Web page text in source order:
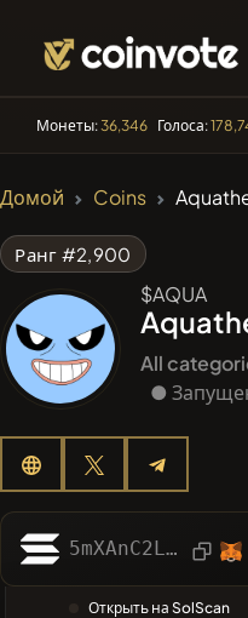
Монеты:36,346 Голоса:
Домой Coins
Ранг #2,900
$AQUA
All
●
5mXAnC2LWxvNF6und1Mokrv4WnPDP9uxzRsyWATYpump
Открыть на SolScan